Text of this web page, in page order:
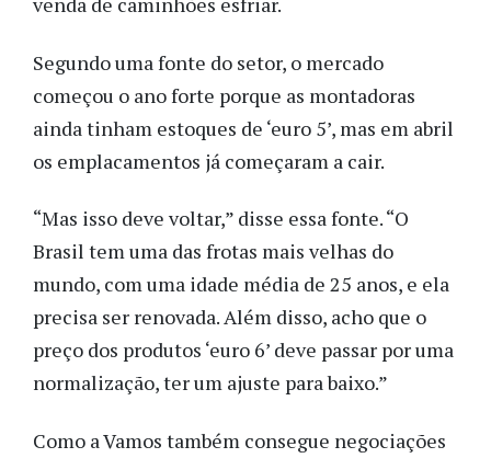
Segundo uma fonte do setor, o mercado
começou o ano forte porque as montadoras
ainda tinham estoques de ‘euro 5’, mas em abril
os emplacamentos já começaram a cair.
“Mas isso deve voltar,” disse essa fonte. “O
Brasil tem uma das frotas mais velhas do
mundo, com uma idade média de 25 anos, e ela
precisa ser renovada. Além disso, acho que o
preço dos produtos ‘euro 6’ deve passar por uma
normalização, ter um ajuste para baixo.”
Como a Vamos também consegue negociações